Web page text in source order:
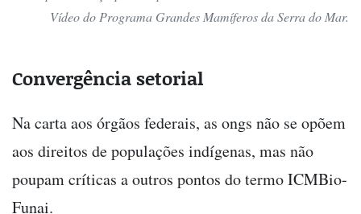
Vídeo do Programa Grandes Mamíferos da Serra do Mar.
Convergência setorial
Na carta aos órgãos federais, as ongs não se opõem
aos direitos de populações indígenas, mas não
poupam críticas a outros pontos do termo ICMBio-
Funai.